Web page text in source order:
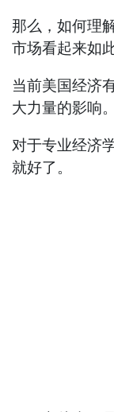
那么，如何理
市场看起来如
当前美国经济
大力量的影响。
对于专业经济
就好了。